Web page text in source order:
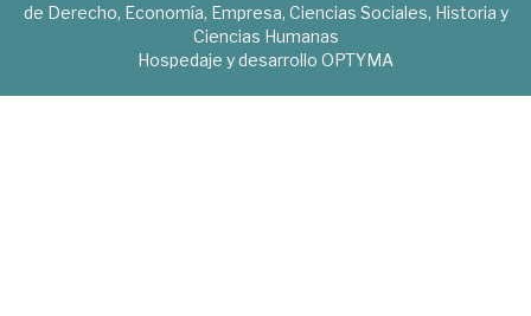
de Derecho, Economía, Empresa, Ciencias Sociales, Historia y
Ciencias Humanas
Hospedaje y desarrollo OPTYMA